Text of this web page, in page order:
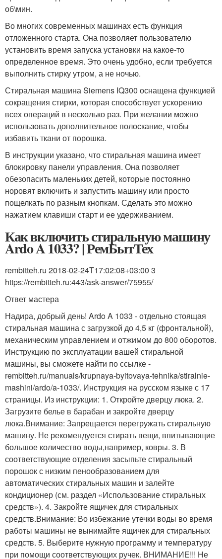
об\мин.
Во многих современных машинах есть функция
отложенного старта. Она позволяет пользователю
установить время запуска установки на какое-то
определенное время. Это очень удобно, если требуется
выполнить стирку утром, а не ночью.
Стиральная машина Siemens IQ300 оснащена функцией
сокращения стирки, которая способствует ускорению
всех операций в несколько раз. При желании можно
использовать дополнительное полоскание, чтобы
избавить ткани от порошка.
В инструкции указано, что стиральная машина имеет
блокировку панели управления. Она позволяет
обезопасить маленьких детей, которые постоянно
норовят включить и запустить машину или просто
пощелкать по разным кнопкам. Сделать это можно
нажатием клавиши старт и ее удерживанием.
Как включить стиральную машину
Ardo A 1033? | РемБытТех
rembitteh.ru 2018-02-24T17:02:08+03:00 3
https://rembitteh.ru:443/ask-answer/75955/
Ответ мастера
Надира, добрый день! Ardo A 1033 - отдельно стоящая
стиральная машина с загрузкой до 4,5 кг (фронтальной),
механическим управлением и отжимом до 800 оборотов.
Инструкцию по эксплуатации вашей стиральной
машины, вы сможете найти по ссылке -
rembitteh.ru/manuals/krupnaya-byitovaya-tehnika/stiralnie-
mashini/ardo/a-1033/. Инструкция на русском языке с 17
страницы. Из инструкции: 1. Откройте дверцу люка. 2.
Загрузите белье в барабан и закройте дверцу
люка.Внимание: Запрещается перегружать стиральную
машину. Не рекомендуется стирать вещи, впитывающие
большое количество воды,например, ковры. 3. В
соответствующие отделения засыпьте стиральный
порошок с низким пенообразованием для
автоматических стиральных машин и залейте
кондиционер (см. раздел «Использование стиральных
средств»). 4. Закройте ящичек для стиральных
средств.Внимание: Во избежание утечки воды во время
работы машины не вынимайте ящичек для стиральных
средств. 5. Выберите нужную программу и температуру
при помощи соответствующих ручек. ВНИМАНИЕ!!! Не